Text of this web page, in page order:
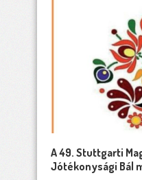
A 49. Stuttgarti
Jótékonysági Bál